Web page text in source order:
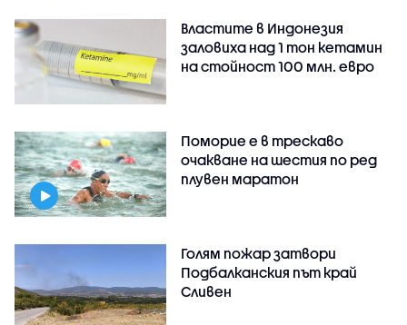
Властите в Индонезия
заловиха над 1 тон кетамин
на стойност 100 млн. евро
Поморие е в трескаво
очакване на шестия по ред
плувен маратон
Голям пожар затвори
Подбалканския път край
Сливен